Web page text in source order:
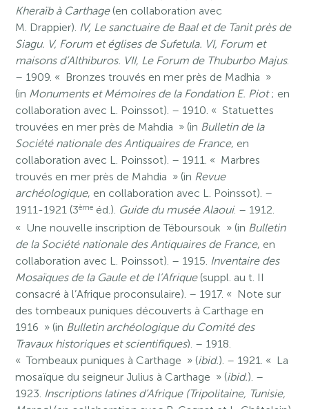
Kheraïb à Carthage(en collaboration avec
M. Drappier). IV, Le sanctuaire de Baal et de Tanit près de
Siagu. V, Forum et églises de Sufetula. VI, Forum et
maisons d’Althiburos. VII, Le Forum de Thuburbo Majus.
– 1909. « Bronzes trouvés en mer près de Madhia »
(in Monuments et Mémoires de la Fondation E. Piot; en
collaboration avec L. Poinssot). – 1910. « Statuettes
trouvées en mer près de Mahdia » (in Bulletin de la
Société nationale des Antiquaires de France, en
collaboration avec L. Poinssot). – 1911. « Marbres
trouvés en mer près de Mahdia » (in Revue
archéologique, en collaboration avec L. Poinssot). –
1911-1921 (3ème éd.). Guide du musée Alaoui. – 1912.
« Une nouvelle inscription de Téboursouk » (in Bulletin
de la Société nationale des Antiquaires de France, en
collaboration avec L. Poinssot). – 1915. Inventaire des
Mosaïques de la Gaule et de l’Afrique(suppl. au t. II
consacré à l’Afrique proconsulaire). – 1917. « Note sur
des tombeaux puniques découverts à Carthage en
1916 » (in Bulletin archéologique du Comité des
Travaux historiques et scientifiques). – 1918.
« Tombeaux puniques à Carthage » (ibid.). – 1921. « La
mosaïque du seigneur Julius à Carthage » (ibid.). –
1923. Inscriptions latines d’Afrique (Tripolitaine, Tunisie,